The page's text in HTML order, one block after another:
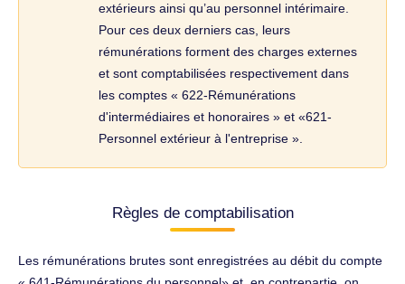
extérieurs ainsi qu’au personnel intérimaire.
Pour ces deux derniers cas, leurs
rémunérations forment des charges externes
et sont comptabilisées respectivement dans
les comptes « 622-Rémunérations
d'intermédiaires et honoraires » et «621-
Personnel extérieur à l'entreprise ».
Règles de comptabilisation
Les rémunérations brutes sont enregistrées au débit du compte